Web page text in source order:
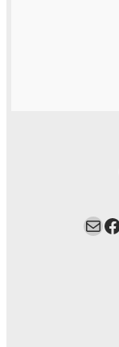
Mail Facebook